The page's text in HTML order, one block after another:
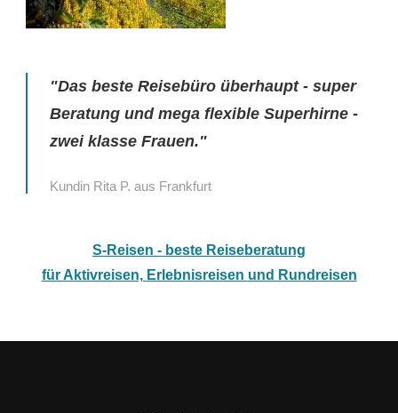
"Das beste Reisebüro überhaupt - super
Beratung und mega flexible Superhirne -
zwei klasse Frauen."
Kundin Rita P. aus Frankfurt
S-Reisen - beste Reiseberatung
für Aktivreisen, Erlebnisreisen und Rundreisen